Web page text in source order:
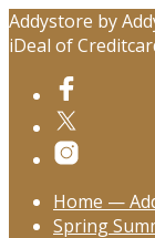
Addystore by
iDeal of
Home —
Spring